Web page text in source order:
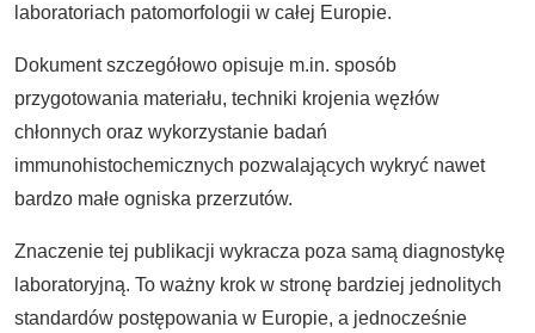
laboratoriach patomorfologii w całej Europie.
Dokument szczegółowo opisuje m.in. sposób
przygotowania materiału, techniki krojenia węzłów
chłonnych oraz wykorzystanie badań
immunohistochemicznych pozwalających wykryć nawet
bardzo małe ogniska przerzutów.
Znaczenie tej publikacji wykracza poza samą diagnostykę
laboratoryjną. To ważny krok w stronę bardziej jednolitych
standardów postępowania w Europie, a jednocześnie